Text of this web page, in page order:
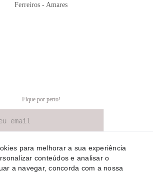
Fique por perto!
Ferreiros - Amares
para melhorar a sua experiência
conteúdos e analisar o
a navegar, concorda com a nossa